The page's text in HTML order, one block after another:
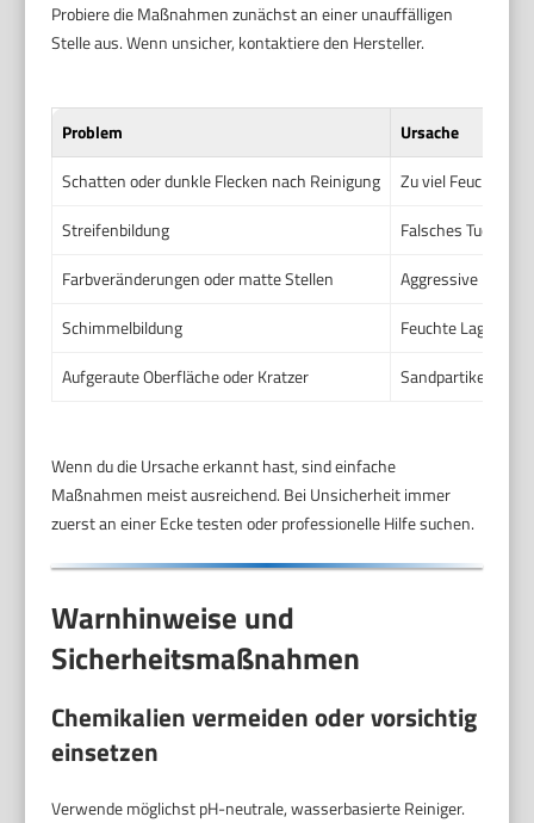
Probiere die Maßnahmen zunächst an einer unauffälligen
Stelle aus. Wenn unsicher, kontaktiere den Hersteller.
Problem
Ursache
Schatten oder dunkle Flecken nach Reinigung
Zu viel
Streifenbildung
Falsches Tuch
Farbveränderungen oder matte Stellen
Aggressive
Schimmelbildung
Feuchte
Aufgeraute Oberfläche oder Kratzer
Sandpartikel im
Wenn du die Ursache erkannt hast, sind einfache
Maßnahmen meist ausreichend. Bei Unsicherheit immer
zuerst an einer Ecke testen oder professionelle Hilfe suchen.
Warnhinweise und
Sicherheitsmaßnahmen
Chemikalien vermeiden oder vorsichtig
einsetzen
Verwende möglichst pH-neutrale, wasserbasierte Reiniger.